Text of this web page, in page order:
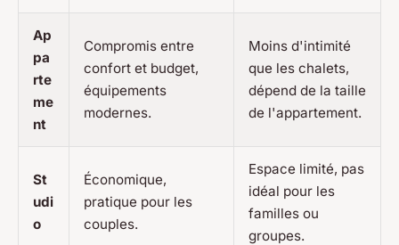
Ap
pa
rte
me
nt
Compromis entre
confort et budget,
équipements
modernes.
Moins d'intimité
que les chalets,
dépend de la taille
de l'appartement.
St
udi
o
Économique,
pratique pour les
couples.
Espace limité, pas
idéal pour les
familles ou
groupes.